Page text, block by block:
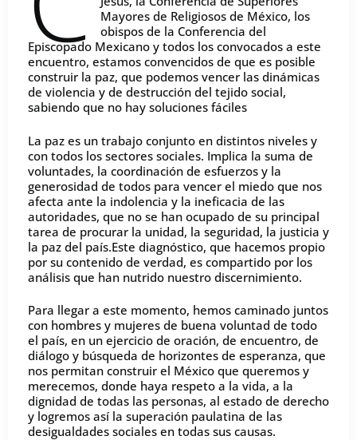
Mayores de Religiosos de México, los
obispos de la Conferencia del
Episcopado Mexicano y todos los convocados a este
encuentro, estamos convencidos de que es posible
construir la paz, que podemos vencer las dinámicas
de violencia y de destrucción del tejido social,
sabiendo que no hay soluciones fáciles
La paz es un trabajo conjunto en distintos niveles y
con todos los sectores sociales. Implica la suma de
voluntades, la coordinación de esfuerzos y la
generosidad de todos para vencer el miedo que nos
afecta ante la indolencia y la ineficacia de las
autoridades, que no se han ocupado de su principal
tarea de procurar la unidad, la seguridad, la justicia y
la paz del país.Este diagnóstico, que hacemos propio
por su contenido de verdad, es compartido por los
análisis que han nutrido nuestro discernimiento.
Para llegar a este momento, hemos caminado juntos
con hombres y mujeres de buena voluntad de todo
el país, en un ejercicio de oración, de encuentro, de
diálogo y búsqueda de horizontes de esperanza, que
nos permitan construir el México que queremos y
merecemos, donde haya respeto a la vida, a la
dignidad de todas las personas, al estado de derecho
y logremos así la superación paulatina de las
desigualdades sociales en todas sus causas.